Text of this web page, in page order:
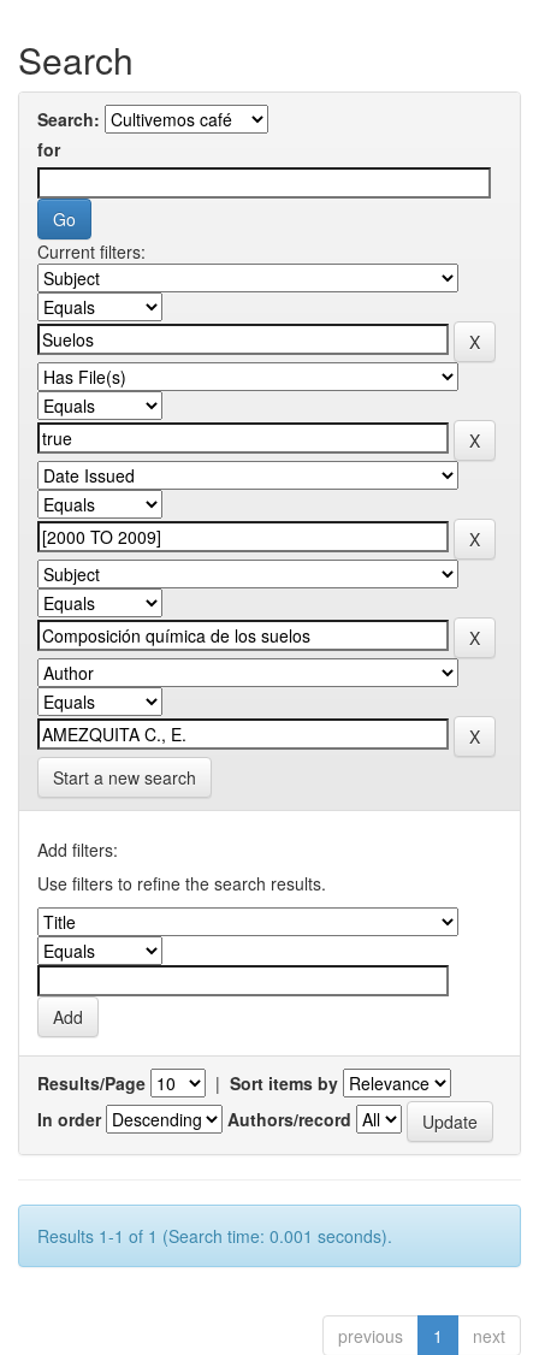
Search
Search:
for
Current filters:
Start a new search
Add filters:
Use filters to refine the search results.
Results/Page | Sort items by
In order
Authors/record
Results 1-1 of 1 (Search time: 0.001 seconds).
previous 1 next